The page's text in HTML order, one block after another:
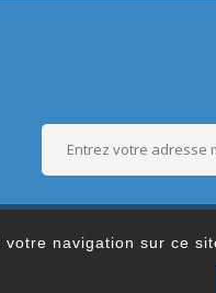
votre navigation sur ce